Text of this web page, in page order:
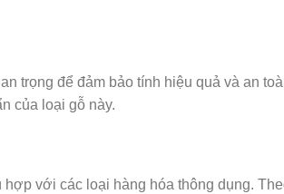
trọng để đảm bảo tính hiệu quả và an
của loại gỗ này.
với các loại hàng hóa thông dụng.